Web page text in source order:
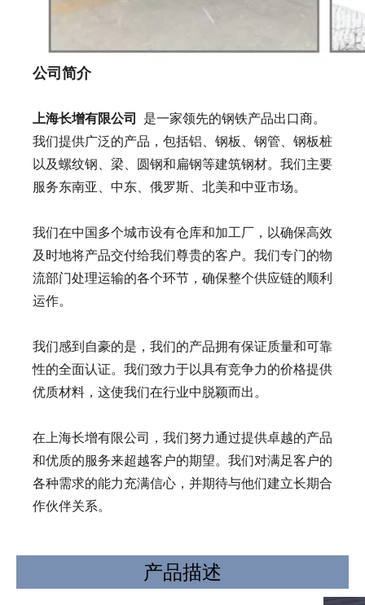
公司简介
上海长增有限公司
是一家领先的钢铁产品出口商。
我们提供广泛的产品，包括铝、钢板、钢管、钢板桩
以及螺纹钢、梁、圆钢和扁钢等建筑钢材。我们主要
服务东南亚、中东、俄罗斯、北美和中亚市场。
我们在中国多个城市设有仓库和加工厂，以确保高效
及时地将产品交付给我们尊贵的客户。我们专门的物
流部门处理运输的各个环节，确保整个供应链的顺利
运作。
我们感到自豪的是，我们的产品拥有保证质量和可靠
性的全面认证。我们致力于以具有竞争力的价格提供
优质材料，这使我们在行业中脱颖而出。
在上海长增有限公司，我们努力通过提供卓越的产品
和优质的服务来超越客户的期望。我们对满足客户的
各种需求的能力充满信心，并期待与他们建立长期合
作伙伴关系。
产品描述